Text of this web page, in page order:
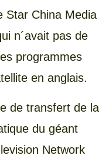
Star China Media
n´avait pas de
programmes
en anglais.
de transfert de la
du géant
Network